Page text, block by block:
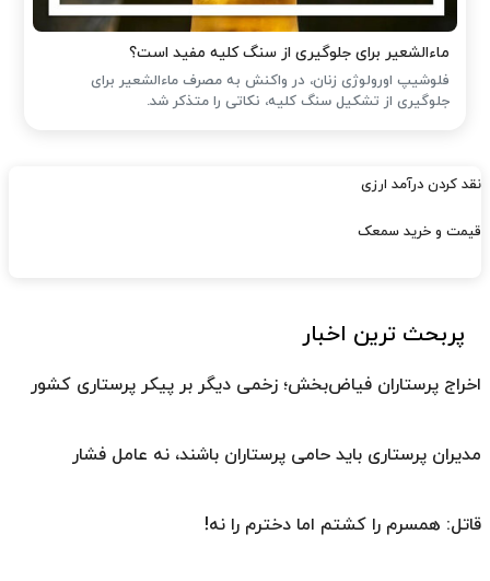
ماءالشعیر برای جلوگیری از سنگ کلیه مفید است؟
فلوشیپ اورولوژی زنان، در واکنش به مصرف ماءالشعیر برای
جلوگیری از تشکیل سنگ کلیه، نکاتی را متذکر شد.
نقد کردن درآمد ارزی
قیمت و خرید سمعک
پربحث ترین اخبار
اخراج پرستاران فیاض‌بخش؛ زخمی دیگر بر پیکر پرستاری کشور
مدیران پرستاری باید حامی پرستاران باشند، نه عامل فشار
قاتل: همسرم را کشتم اما دخترم را نه!